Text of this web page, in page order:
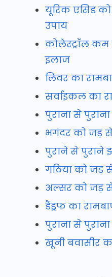
यूरिक एसिड
उपाय
कोलेस्ट्रॉल
इलाज
लिवर का
सर्वाइकल का
पुराना से
भगंदर को जड़
पुराने से पुराने
गठिया को जड़
अल्सर को जड़
डैंड्रफ का
पुराना से
खूनी बवासीर